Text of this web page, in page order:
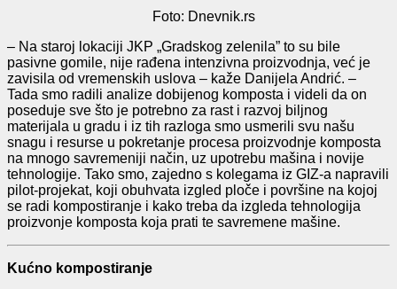
Foto: Dnevnik.rs
– Na staroj lokaciji JKP „Gradskog zelenila” to su bile
pasivne gomile, nije rađena intenzivna proizvodnja, već je
zavisila od vremenskih uslova – kaže Danijela Andrić. –
Tada smo radili analize dobijenog komposta i videli da on
poseduje sve što je potrebno za rast i razvoj biljnog
materijala u gradu i iz tih razloga smo usmerili svu našu
snagu i resurse u pokretanje procesa proizvodnje komposta
na mnogo savremeniji način, uz upotrebu mašina i novije
tehnologije. Tako smo, zajedno s kolegama iz GIZ-a napravili
pilot-projekat, koji obuhvata izgled ploče i površine na kojoj
se radi kompostiranje i kako treba da izgleda tehnologija
proizvonje komposta koja prati te savremene mašine.
Kućno kompostiranje